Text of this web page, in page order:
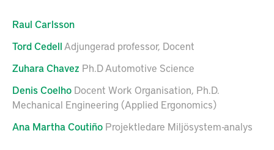
Raul Carlsson
TordCedellAdjungerad professor, Docent
ZuharaChavez Ph.D Automotive Science
DenisCoelho Docent Work Organisation, Ph.D.
Mechanical Engineering (Applied Ergonomics)
Ana MarthaCoutiño Projektledare Miljösystem-analys